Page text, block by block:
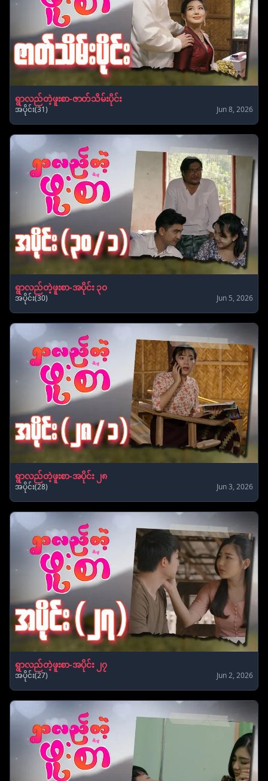
ရွာလည်တဲ့ဖူးစာ-ဇာတ်သိမ်းပိုင်း
အပိုင်း(31) Jun 8, 2026
ရွာလည်တဲ့ဖူးစာ-အပိုင်း ၃၀
အပိုင်း(30) Jun 5, 2026
ရွာလည်တဲ့ဖူးစာ-အပိုင်း ၂၈
အပိုင်း(28) Jun 3, 2026
ရွာလည်တဲ့ဖူးစာ-အပိုင်း ၂၇
အပိုင်း(27) Jun 2, 2026